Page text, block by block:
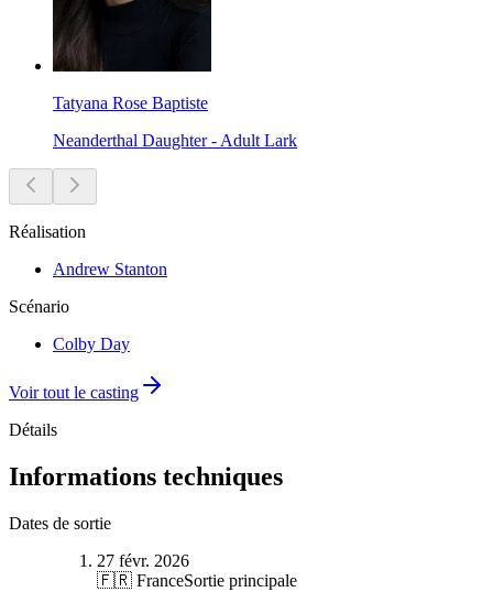
Tatyana Rose Baptiste
Neanderthal Daughter - Adult Lark
Réalisation
Andrew Stanton
Scénario
Colby Day
Voir tout le casting
Détails
Informations techniques
Dates de sortie
27 févr. 2026
🇫🇷 FranceSortie principale